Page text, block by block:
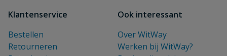
Klantenservice
Bestellen
Retourneren
Ook interessant
Over WitWay
Werken bij WitWay?